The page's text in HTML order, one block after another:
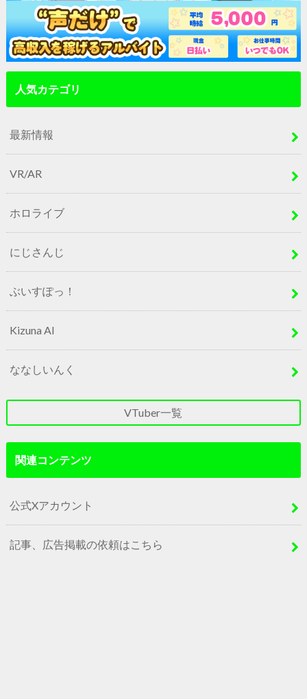
人気カテゴリ
最新情報
VR/AR
ホロライブ
にじさんじ
ぶいすぽっ！
Kizuna AI
ななしいんく
VTuber一覧
関連コンテンツ
公式Xアカウント
記事、広告掲載の依頼はこちら